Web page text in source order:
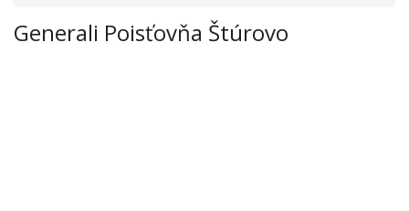
Poisťovňa Štúrovo
Generali Poisťovňa Štúrovo